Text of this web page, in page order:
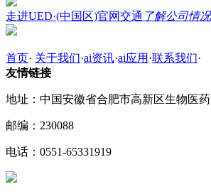
走进UED·(中国区)官网交通 了解公司情
首页· 关于我们·ai资讯·ai应用 ·联系我们·
友情链接
地址：中国安徽省合肥市高新区生物医
邮编：230088
电话：0551-65331919